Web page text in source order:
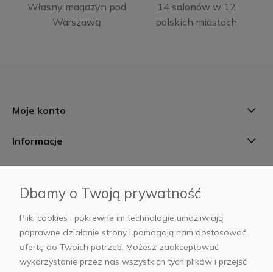
Własny magazyn pod
Warszawą
14 salonów w 12
polskich miastach
Moje konto
Informacje
AB Foto
sklep@abfoto.pl
Dbamy o Twoją prywatność
Pliki cookies i pokrewne im technologie umożliwiają
poprawne działanie strony i pomagają nam dostosować
ofertę do Twoich potrzeb. Możesz zaakceptować
wykorzystanie przez nas wszystkich tych plików i przejść